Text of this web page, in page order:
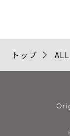
トップ ALL